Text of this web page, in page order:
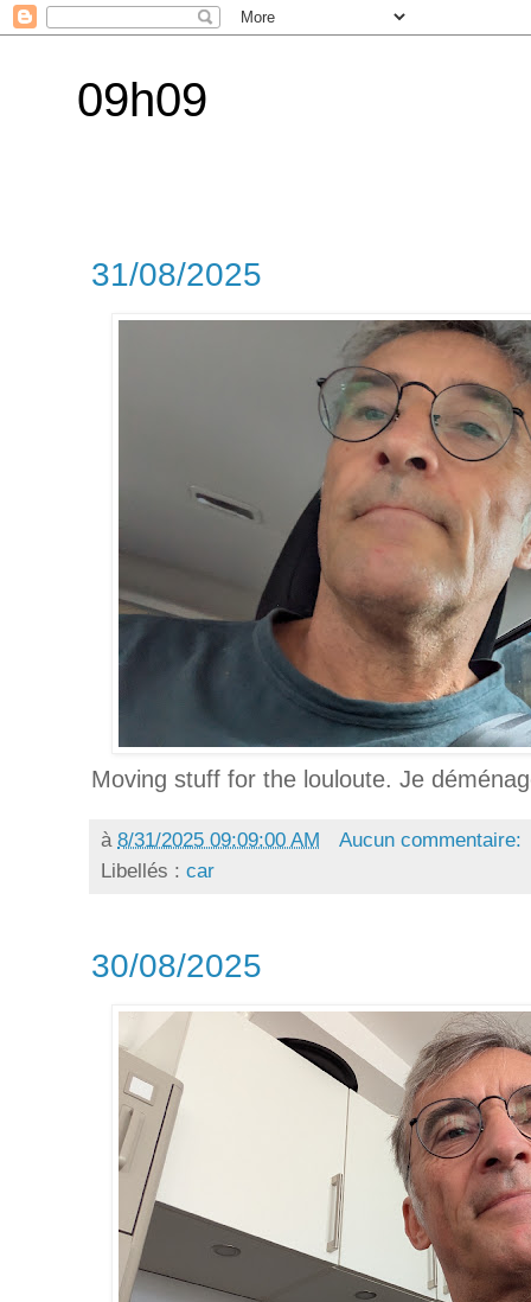
09h09
31/08/2025
Moving stuff for the louloute. Je
à 8/31/2025 09:09:00 AM
Aucun commentaire:
Libellés : car
30/08/2025